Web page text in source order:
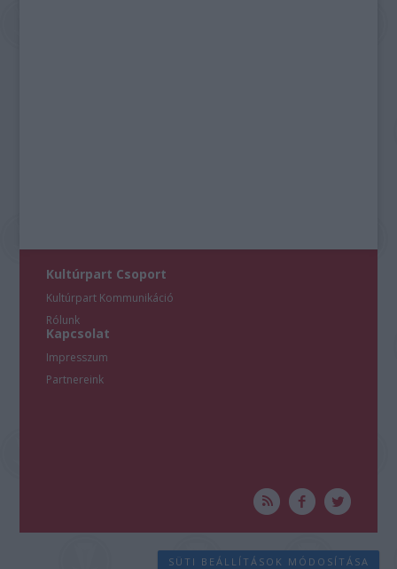
Kultúrpart Csoport
Kultúrpart Kommunikáció
Rólunk
Kapcsolat
Impresszum
Partnereink
SÜTI BEÁLLÍTÁSOK MÓDOSÍTÁSA